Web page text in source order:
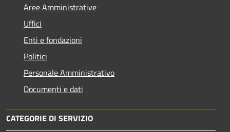
Aree Amministrative
Uffici
Enti e fondazioni
Politici
Personale Amministrativo
Documenti e dati
CATEGORIE DI SERVIZIO